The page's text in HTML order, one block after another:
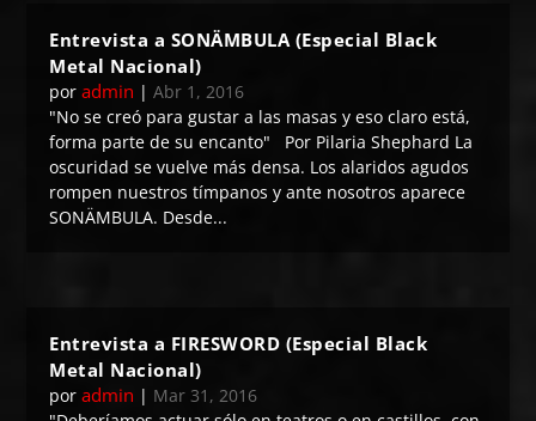
Entrevista a SONÄMBULA (Especial Black
Metal Nacional)
poradmin |Abr 1, 2016
"No se creó para gustar a las masas y eso claro está,
forma parte de su encanto" Por Pilaria Shephard La
oscuridad se vuelve más densa. Los alaridos agudos
rompen nuestros tímpanos y ante nosotros aparece
SONÄMBULA. Desde...
Entrevista a FIRESWORD (Especial Black
Metal Nacional)
poradmin | Mar 31, 2016